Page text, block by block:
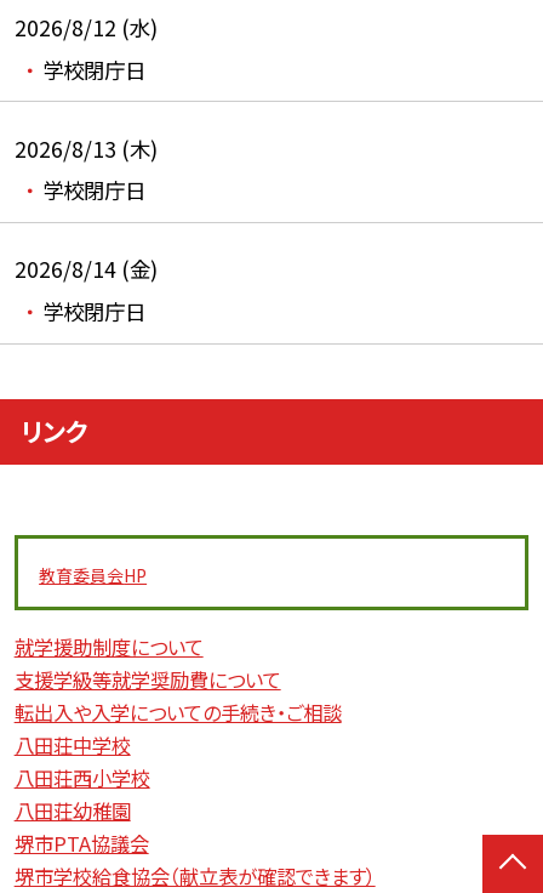
2026/8/12 (水)
学校閉庁日
2026/8/13 (木)
学校閉庁日
2026/8/14 (金)
学校閉庁日
リンク
教育委員会HP
就学援助制度について
支援学級等就学奨励費について
転出入や入学についての手続き・ご相談
八田荘中学校
八田荘西小学校
八田荘幼稚園
堺市PTA協議会
堺市学校給食協会（献立表が確認できます）